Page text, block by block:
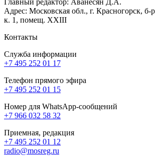
Главный редактор: Аванесян Д.А.
Адрес: Московская обл., г. Красногорск, б-
к. 1, помещ. XXIII
Контакты
Служба информации
+7 495 252 01 17
Телефон прямого эфира
+7 495 252 01 15
Номер для WhatsApp-сообщений
+7 966 032 58 32
Приемная, редакция
+7 495 252 01 12
radio@mosreg.ru